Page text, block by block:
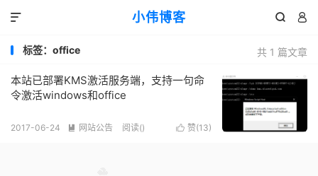
小伟博客  

共 1 篇文章
标签：office
本站已部署KMS激活服务端，支持一句命
令激活windows和office
 赞(13)
2017-06-24  网站公告 阅读()